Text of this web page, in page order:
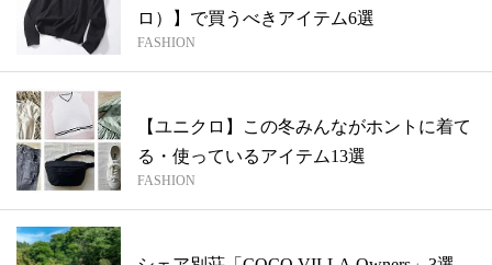
ロ）】で買うべきアイテム6選
FASHION
【ユニクロ】この冬みんながホントに着て
る・使っているアイテム13選
FASHION